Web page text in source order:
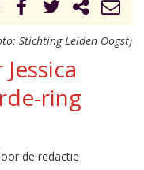
Stichting Leiden Oogst)
ring
de redactie